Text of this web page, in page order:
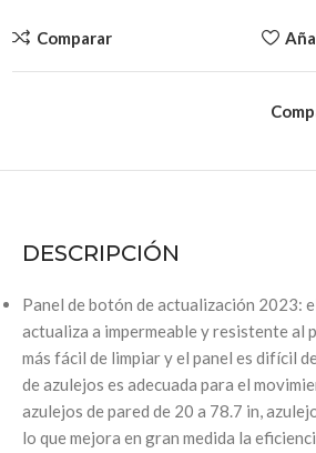
Comparar
DESCRIPCIÓN
Panel de botón de actualización 2023:
actualiza a impermeable y resistente al
más fácil de limpiar y el panel es difícil
de azulejos es adecuada para el
azulejos de pared de 20 a 78.7 in,
lo que mejora en gran medida la